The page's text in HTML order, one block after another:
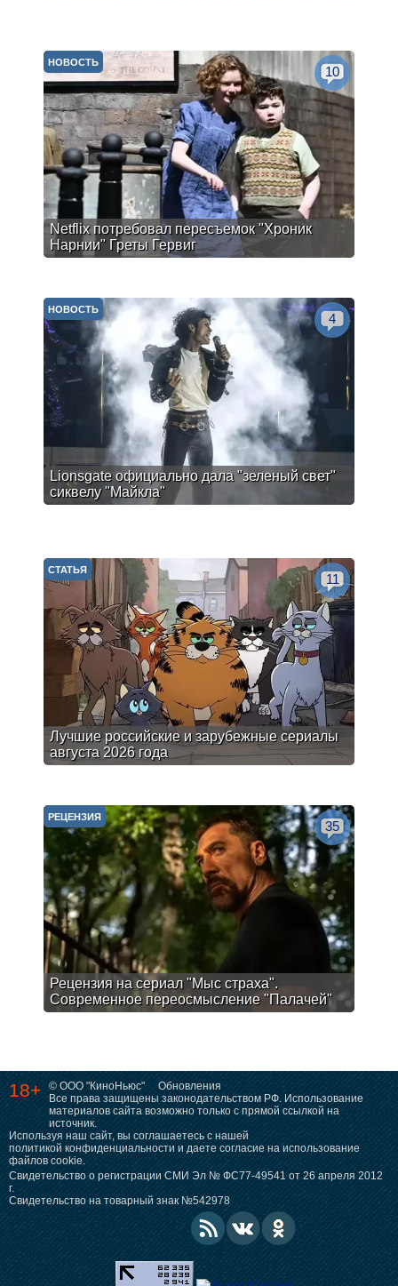
Netflix потребовал пересъемок "Хроник
Нарнии" Греты Гервиг
НОВОСТЬ
10
Lionsgate официально дала "зеленый свет"
сиквелу "Майкла"
НОВОСТЬ
4
Лучшие российские и зарубежные сериалы
августа 2026 года
СТАТЬЯ
11
Рецензия на сериал "Мыс страха".
Современное переосмысление "Палачей"
РЕЦЕНЗИЯ
35
18+ © ООО "КиноНьюс"
Обновления
Все права защищены законодательством РФ. Использование
материалов сайта возможно только с прямой ссылкой на
источник.
Используя наш сайт, вы соглашаетесь с нашей
политикой конфиденциальности и даете согласие на использование
файлов cookie.
Свидетельство о регистрации СМИ Эл № ФС77-49541 от 26 апреля 2012
г.
Свидетельство на товарный знак №542978